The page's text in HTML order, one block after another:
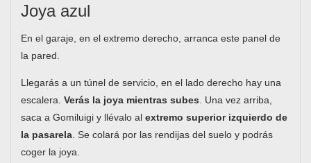
Joya azul
En el garaje, en el extremo derecho, arranca este panel de
la pared.
Llegarás a un túnel de servicio, en el lado derecho hay una
escalera. Verás la joya mientras subes . Una vez arriba,
saca a Gomiluigi y llévalo al extremo superior izquierdo de
la pasarela . Se colará por las rendijas del suelo y podrás
coger la joya.